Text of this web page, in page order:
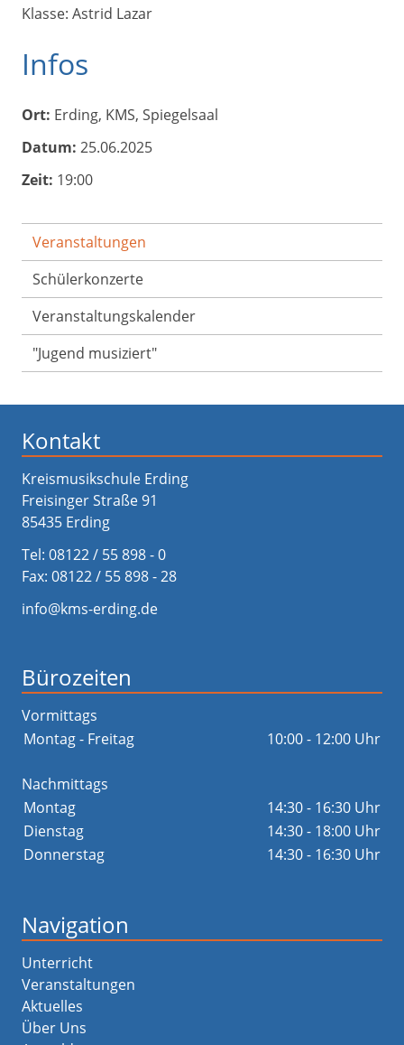
Veranstaltungen
Schülerkonzerte
Veranstaltungs­kalender
"Jugend musiziert"
Klasse: Astrid Lazar
Infos
Ort: Erding, KMS, Spiegelsaal
Datum: 25.06.2025
Zeit: 19:00
Kontakt
Kreismusikschule Erding
Freisinger Straße 91
85435 Erding
Tel: 08122 / 55 898 - 0
Fax: 08122 / 55 898 - 28
info@kms-erding.de
Bürozeiten
Vormittags
Montag - Freitag
10:00 - 12:00 Uhr
Nachmittags
Montag
14:30 - 16:30 Uhr
Dienstag
14:30 - 18:00 Uhr
Donnerstag
14:30 - 16:30 Uhr
Navigation
Unterricht
Veranstaltungen
Aktuelles
Über Uns